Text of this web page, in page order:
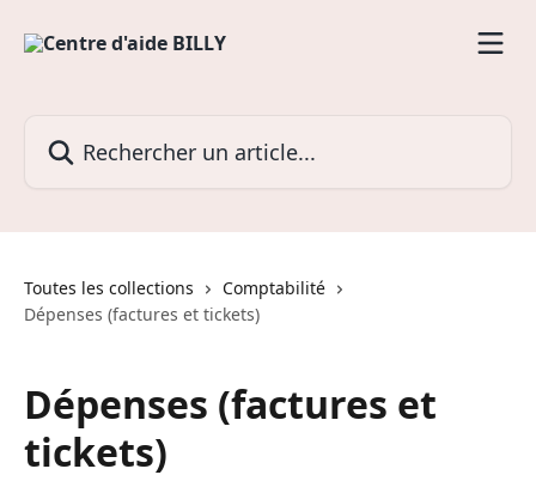
Toutes les collections
Comptabilité
Dépenses (factures et tickets)
Dépenses (factures et
tickets)